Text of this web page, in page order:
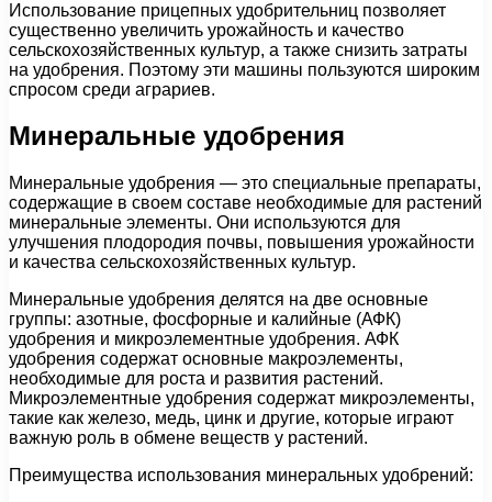
Использование прицепных удобрительниц позволяет
существенно увеличить урожайность и качество
сельскохозяйственных культур, а также снизить затраты
на удобрения. Поэтому эти машины пользуются широким
спросом среди аграриев.
Минеральные удобрения
Минеральные удобрения — это специальные препараты,
содержащие в своем составе необходимые для растений
минеральные элементы. Они используются для
улучшения плодородия почвы, повышения урожайности
и качества сельскохозяйственных культур.
Минеральные удобрения делятся на две основные
группы: азотные, фосфорные и калийные (АФК)
удобрения и микроэлементные удобрения. АФК
удобрения содержат основные макроэлементы,
необходимые для роста и развития растений.
Микроэлементные удобрения содержат микроэлементы,
такие как железо, медь, цинк и другие, которые играют
важную роль в обмене веществ у растений.
Преимущества использования минеральных удобрений: